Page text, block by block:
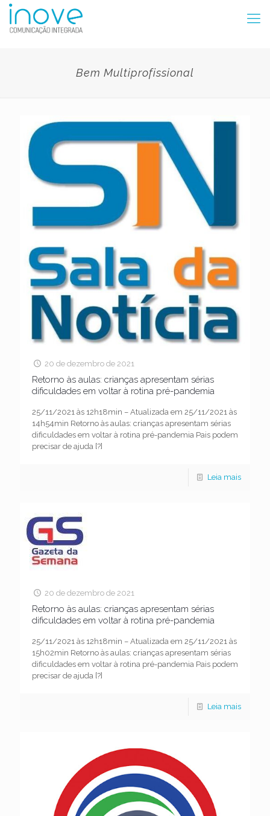
Bem Multiprofissional
20 de dezembro de 2021
Retorno às aulas: crianças apresentam sérias
dificuldades em voltar à rotina pré-pandemia
25/11/2021 às 12h18min – Atualizada em 25/11/2021 às
14h54min Retorno às aulas: crianças apresentam sérias
dificuldades em voltar à rotina pré-pandemia Pais podem
precisar de ajuda [?]
Leia mais
20 de dezembro de 2021
Retorno às aulas: crianças apresentam sérias
dificuldades em voltar à rotina pré-pandemia
25/11/2021 às 12h18min – Atualizada em 25/11/2021 às
15h02min Retorno às aulas: crianças apresentam sérias
dificuldades em voltar à rotina pré-pandemia Pais podem
precisar de ajuda [?]
Leia mais